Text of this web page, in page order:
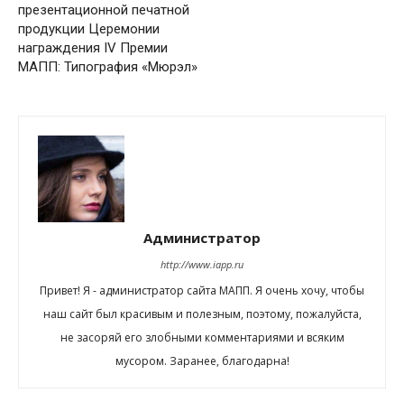
презентационной печатной
продукции Церемонии
награждения IV Премии
МАПП: Типография «Мюрэл»
Администратор
http://www.iapp.ru
Привет! Я - администратор сайта МАПП. Я очень хочу, чтобы
наш сайт был красивым и полезным, поэтому, пожалуйста,
не засоряй его злобными комментариями и всяким
мусором. Заранее, благодарна!